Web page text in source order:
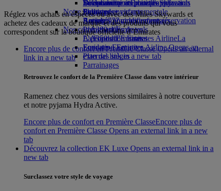
Boissons
Notre flotte
Boeing 777
L’A380 d’Emirates
L’A350 d’Emirates
Emirates Executive
Plan des sièges
Divertissements pour les enfants
Jouets pour enfants
Activités pour les enfants
La durabilité en pratique
Politique environnementale
Rapports environnementaux
Nos communautés
La Fondation Emirates AirlineLa
Fondation Emirates Airline Opens an
external link in a new tab
Parrainages
Se connecter à Emirates Skywards
Skywards+
Téléphone portable et l'application
Emirates
Annuler ou modifier une réservation
Perturbations de vols
À propos d’Emirates
Réglez vos achats en espèces ou avec des Miles Skywards et
achetez des cadeaux de marque et des produits qui vous
correspondent sur la boutique officielle d’Emirates
Encore plus de confort en Première Classe Opens an external
link in a new tab
Retrouvez le confort de la Première Classe dans votre intérieur
Ramenez chez vous des versions similaires à notre couverture
et notre pyjama Hydra Active.
Encore plus de confort en Première ClasseEncore plus de
confort en Première Classe Opens an external link in a new
tab
Découvrez la collection EK Luxe Opens an external link in a
new tab
Surclassez votre style de voyage